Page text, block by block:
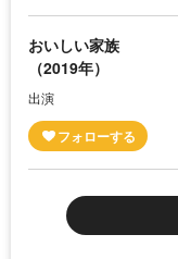
おいしい家族
（2019年）
出演